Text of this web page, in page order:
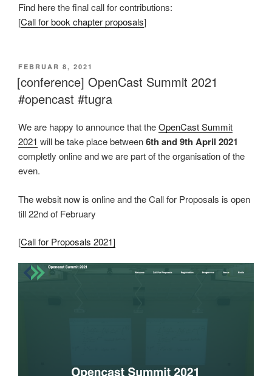
Find here the final call for contributions:
[Call for book chapter proposals]
VERÖFFENTLICHT
AM
FEBRUAR 8, 2021
[conference] OpenCast Summit 2021
#opencast #tugra
We are happy to announce that theOpenCast Summit
2021 will be take place between6th and 9th April 2021
completly online and we are part of the organisation of the
even.
The websit now is online and the Call for Proposals is open
till 22nd of February
[Call for Proposals 2021]